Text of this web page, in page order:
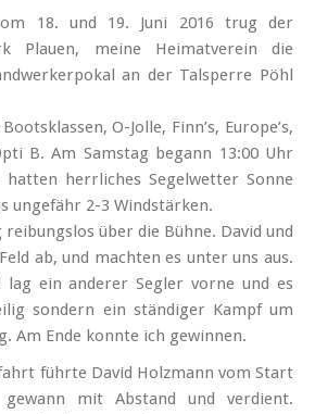
18. und 19. Juni 2016 trug der
Plauen, meine Heimat­verein die
an der Tal­sperre Pöhl
O-Jolle, Finn’s, Europe’s,
B. Am Samstag begann 13:00 Uhr
herrliches Segel­wetter Sonne
ungefähr 2-3 Wind­stärken.
über die Bühne. David und
ab, und machten es unter uns aus.
lag ein anderer Segler vorne und es
sondern ein ständiger Kampf um
Am Ende konnte ich gewinnen.
führte David Holzmann vom Start
mit Abstand und verdient.